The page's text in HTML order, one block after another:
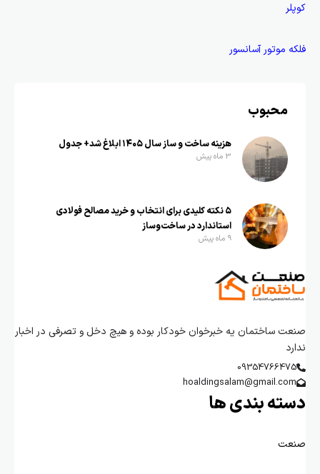
کوپلر
فلکه موتور آسانسور
محبوب
هزینه ساخت و ساز سال ۱۴۰۵ ابلاغ شد+ جدول
3 ماه پیش
۵ نکته کلیدی برای انتخاب و خرید مصالح فولادی
استاندارد در ساخت‌وساز
9 ماه پیش
صنعت ساختمان یه خبرخوان خودکار بوده و هیچ دخل و تصرفی در اخبار
ندارد
09354766475
hoaldingsalam@gmail.com
دسته بندی ها
صنعت